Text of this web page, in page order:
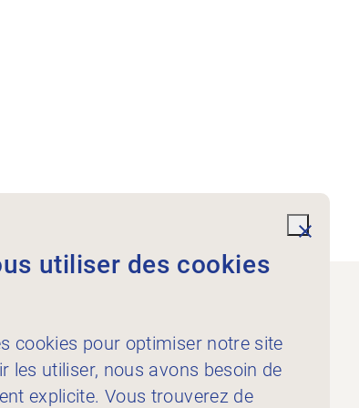
utiliser des cookies
cookies pour optimiser notre site
les utiliser, nous avons besoin de
explicite. Vous trouverez de